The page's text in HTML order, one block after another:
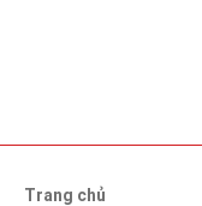
Trang chủ